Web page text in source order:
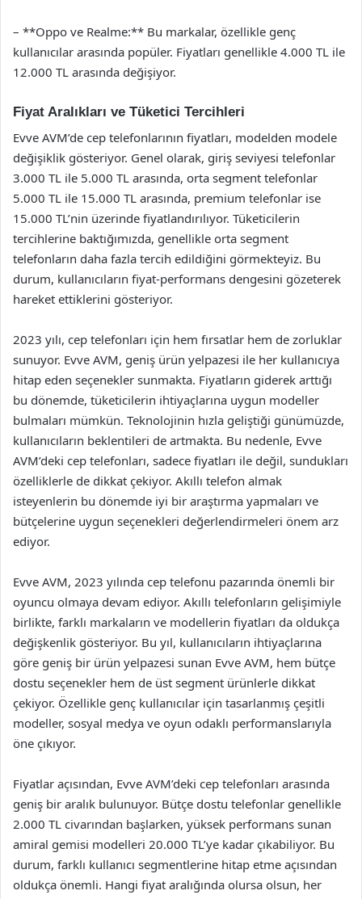
– **Oppo ve Realme:** Bu markalar, özellikle genç
kullanıcılar arasında popüler. Fiyatları genellikle 4.000 TL ile
12.000 TL arasında değişiyor.
Fiyat Aralıkları ve Tüketici Tercihleri
Evve AVM’de cep telefonlarının fiyatları, modelden modele
değişiklik gösteriyor. Genel olarak, giriş seviyesi telefonlar
3.000 TL ile 5.000 TL arasında, orta segment telefonlar
5.000 TL ile 15.000 TL arasında, premium telefonlar ise
15.000 TL’nin üzerinde fiyatlandırılıyor. Tüketicilerin
tercihlerine baktığımızda, genellikle orta segment
telefonların daha fazla tercih edildiğini görmekteyiz. Bu
durum, kullanıcıların fiyat-performans dengesini gözeterek
hareket ettiklerini gösteriyor.
2023 yılı, cep telefonları için hem fırsatlar hem de zorluklar
sunuyor. Evve AVM, geniş ürün yelpazesi ile her kullanıcıya
hitap eden seçenekler sunmakta. Fiyatların giderek arttığı
bu dönemde, tüketicilerin ihtiyaçlarına uygun modeller
bulmaları mümkün. Teknolojinin hızla geliştiği günümüzde,
kullanıcıların beklentileri de artmakta. Bu nedenle, Evve
AVM’deki cep telefonları, sadece fiyatları ile değil, sundukları
özelliklerle de dikkat çekiyor. Akıllı telefon almak
isteyenlerin bu dönemde iyi bir araştırma yapmaları ve
bütçelerine uygun seçenekleri değerlendirmeleri önem arz
ediyor.
Evve AVM, 2023 yılında cep telefonu pazarında önemli bir
oyuncu olmaya devam ediyor. Akıllı telefonların gelişimiyle
birlikte, farklı markaların ve modellerin fiyatları da oldukça
değişkenlik gösteriyor. Bu yıl, kullanıcıların ihtiyaçlarına
göre geniş bir ürün yelpazesi sunan Evve AVM, hem bütçe
dostu seçenekler hem de üst segment ürünlerle dikkat
çekiyor. Özellikle genç kullanıcılar için tasarlanmış çeşitli
modeller, sosyal medya ve oyun odaklı performanslarıyla
öne çıkıyor.
Fiyatlar açısından, Evve AVM’deki cep telefonları arasında
geniş bir aralık bulunuyor. Bütçe dostu telefonlar genellikle
2.000 TL civarından başlarken, yüksek performans sunan
amiral gemisi modelleri 20.000 TL’ye kadar çıkabiliyor. Bu
durum, farklı kullanıcı segmentlerine hitap etme açısından
oldukça önemli. Hangi fiyat aralığında olursa olsun, her